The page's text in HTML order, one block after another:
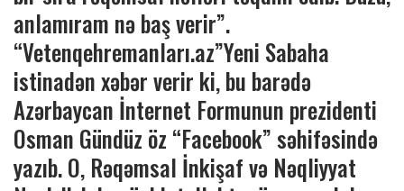
anlamıram nə baş verir”.
“Vetenqehremanları.az”Yeni Sabaha
istinadən xəbər verir ki, bu barədə
Azərbaycan İnternet Formunun prezidenti
Osman Gündüz öz “Facebook” səhifəsində
yazıb. O, Rəqəmsal İnkişaf və Nəqliyyat